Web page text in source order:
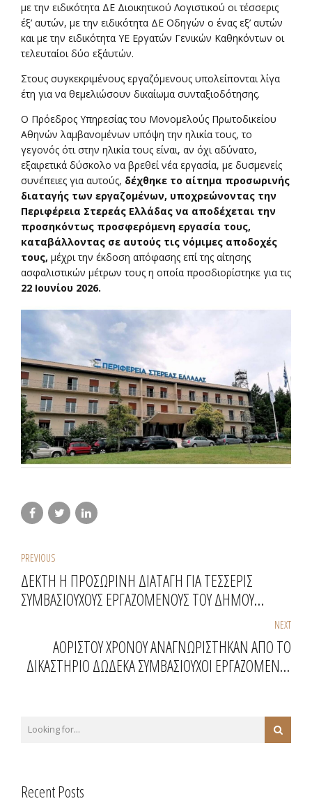
με την ειδικότητα ΔΕ Διοικητικού Λογιστικού οι τέσσερις
έξ’ αυτών, με την ειδικότητα ΔΕ Οδηγών ο ένας εξ’ αυτών
και με την ειδικότητα ΥΕ Εργατών Γενικών Καθηκόντων οι
τελευταίοι δύο εξ΄αυτών.
Στους συγκεκριμένους εργαζόμενους υπολείπονται λίγα
έτη για να θεμελιώσουν δικαίωμα συνταξιοδότησης.
Ο Πρόεδρος Υπηρεσίας του Μονομελούς Πρωτοδικείου
Αθηνών λαμβανομένων υπόψη την ηλικία τους, το
γεγονός ότι στην ηλικία τους είναι, αν όχι αδύνατο,
εξαιρετικά δύσκολο να βρεθεί νέα εργασία, με δυσμενείς
συνέπειες για αυτούς, δέχθηκε το αίτημα προσωρινής
διαταγής των εργαζομένων, υποχρεώνοντας την
Περιφέρεια Στερεάς Ελλάδας να αποδέχεται την
προσηκόντως προσφερόμενη εργασία τους,
καταβάλλοντας σε αυτούς τις νόμιμες αποδοχές
τους, μέχρι την έκδοση απόφασης επί της αίτησης
ασφαλιστικών μέτρων τους η οποία προσδιορίστηκε για τις
22 Ιουνίου 2026.
PREVIOUS
ΔΕΚΤΗ Η ΠΡΟΣΩΡΙΝΗ ΔΙΑΤΑΓΗ ΓΙΑ ΤΕΣΣΕΡΙΣ
ΣΥΜΒΑΣΙΟΥΧΟΥΣ ΕΡΓΑΖΟΜΕΝΟΥΣ ΤΟΥ ΔΗΜΟΥ
NEXT
ΑΟΡΙΣΤΟΥ ΧΡΟΝΟΥ ΑΝΑΓΝΩΡΙΣΤΗΚΑΝ ΑΠΟ ΤΟ
ΔΙΚΑΣΤΗΡΙΟ ΔΩΔΕΚΑ ΣΥΜΒΑΣΙΟΥΧΟΙ ΕΡΓΑΖΟΜΕΝΟΙ
Recent Posts